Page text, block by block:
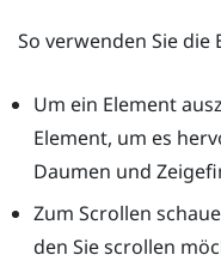
So verwenden Sie die
Um ein Element
Element, um es
Daumen und
Zum Scrollen
den Sie scrollen